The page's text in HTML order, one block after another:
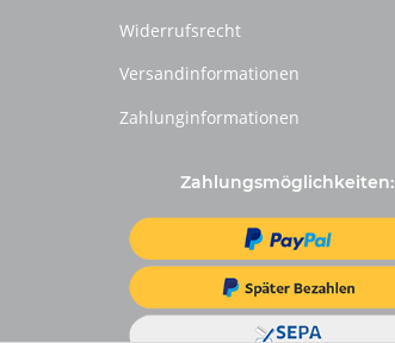
Widerrufsrecht
Versandinformationen
Zahlunginformationen
Zahlungsmöglichkeiten: